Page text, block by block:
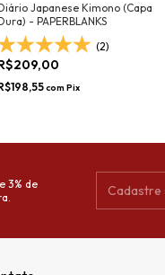
Japanese Kimono (Capa
- PAPERBLANKS
(2)
com Pix
3% de